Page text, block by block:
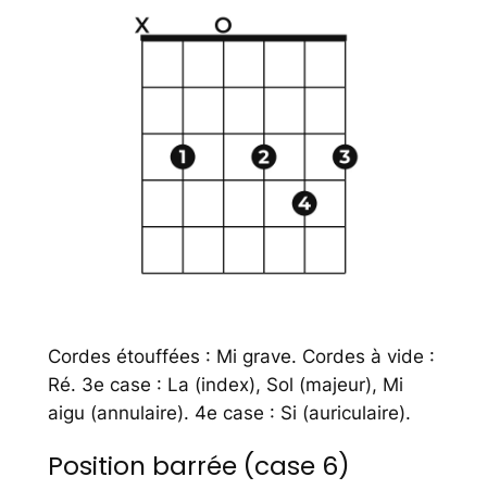
Cordes étouffées : Mi grave. Cordes à vide :
Ré. 3e case : La (index), Sol (majeur), Mi
aigu (annulaire). 4e case : Si (auriculaire).
Position barrée (case 6)